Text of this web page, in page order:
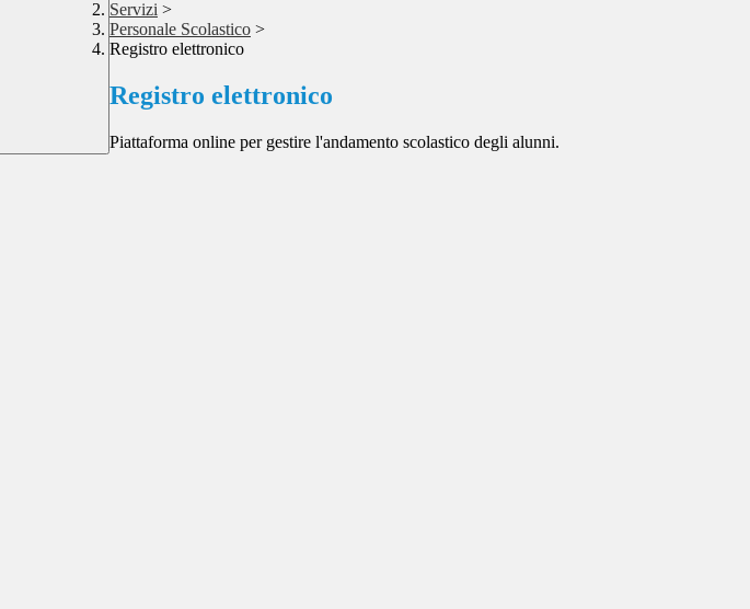
Servizi >
Personale Scolastico >
Registro elettronico
Registro elettronico
Piattaforma online per gestire l'andamento scolastico degli alunni.